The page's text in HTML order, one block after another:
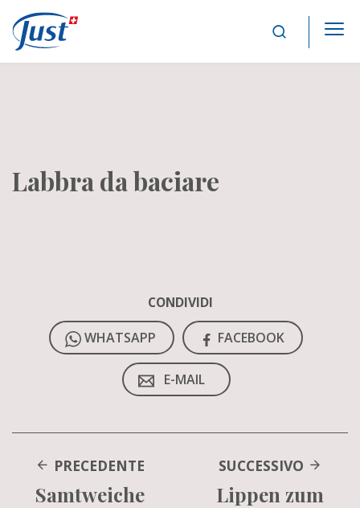
Main Navigation
Labbra da baciare
CONDIVIDI
WHATSAPP
FACEBOOK
E-MAIL
PRECEDENTE
Samtweiche
SUCCESSIVO
Lippen zum